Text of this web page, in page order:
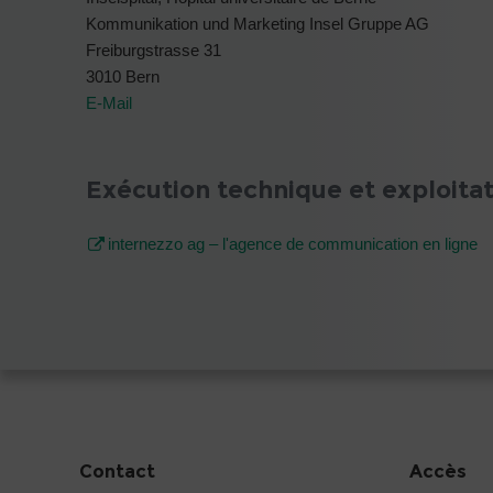
Kommunikation und Marketing Insel Gruppe AG
Freiburgstrasse 31
3010 Bern
E-Mail
Exécution technique et
internezzo ag – l'agence de communication en ligne
Contact Accès